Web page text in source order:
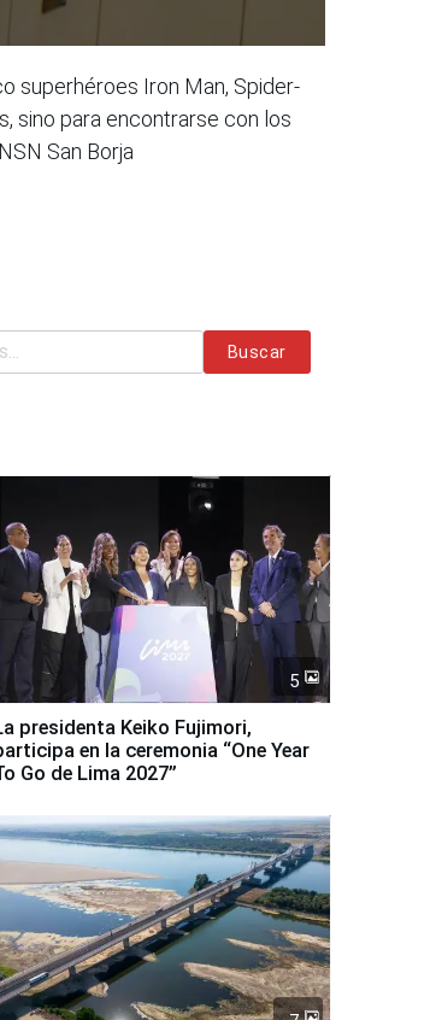
superhéroes Iron Man, Spider-
sino para encontrarse con los
San Borja
Buscar
5
presidenta Keiko Fujimori,
en la ceremonia “One Year
Go de Lima 2027”